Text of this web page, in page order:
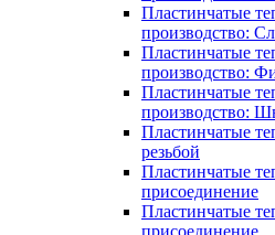
Пластинчатые
производство:
Пластинчатые
производство:
Пластинчатые
производство:
Пластинчатые
резьбой
Пластинчатые
присоединение
Пластинчатые
присоединение